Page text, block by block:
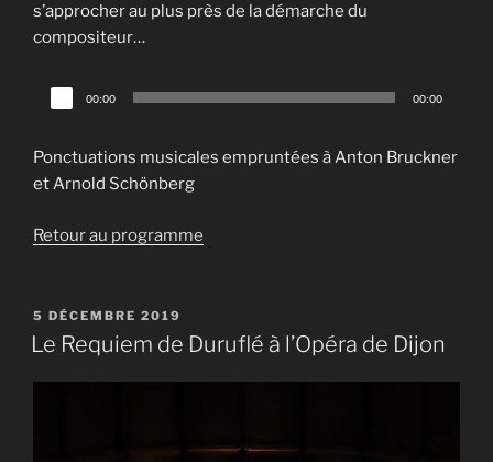
s’approcher au plus près de la démarche du
compositeur…
Lecteur
audio
00:00 00:00
Ponctuations musicales empruntées à Anton Bruckner
et Arnold Schönberg
Retour au programme
PUBLIÉ
LE
5 DÉCEMBRE 2019
Le Requiem de Duruflé à l’Opéra de Dijon